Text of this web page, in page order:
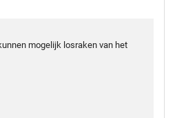
mogelijk losraken van het